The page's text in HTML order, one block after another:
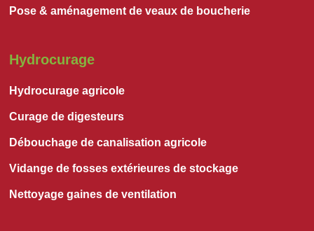
Pose & aménagement de veaux de boucherie
Hydrocurage
Hydrocurage agricole
Curage de digesteurs
Débouchage de canalisation agricole
Vidange de fosses extérieures de stockage
Nettoyage gaines de ventilation